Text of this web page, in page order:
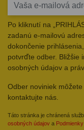
Po kliknutí na
zadanú e-mailovú
dokončenie
potvrďte odber. Bližšie
osobných údajov a
Odber noviniek
kontaktujte nás.
Táto stránka je chránená
osobných údajov a